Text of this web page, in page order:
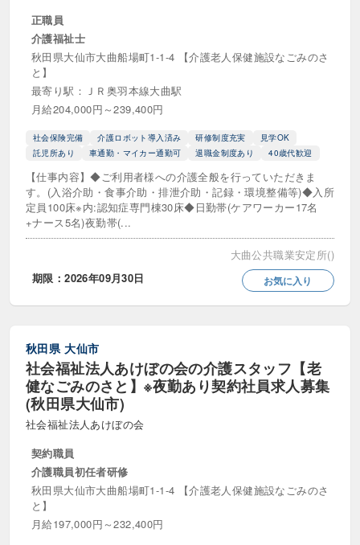
正職員
介護福祉士
秋田県大仙市大曲船場町1-1-4 【介護老人保健施設なごみのさ
と】
最寄り駅：ＪＲ奥羽本線大曲駅
月給204,000円～239,400円
社会保険完備 介護ロボット導入済み 研修制度充実
見学OK
託児所あり
車通勤・マイカー通勤可 退職金制度あり 40歳代歓迎
【仕事内容】◆ご利用者様への介護全般を行っていただきま
す。(入浴介助・食事介助・排泄介助・記録・環境整備等)◆入所
定員100床※内:認知症専門棟30床◆日勤帯(ケアワーカー17名
+ナース5名)夜勤帯(...
大曲公共職業安定所()
期限：2026年09月30日
お気に入り
秋田県 大仙市
社会福祉法人あけぼの会の介護スタッフ【老
健なごみのさと】※夜勤あり契約社員求人募集
(秋田県大仙市)
社会福祉法人あけぼの会
契約職員
介護職員初任者研修
秋田県大仙市大曲船場町1-1-4 【介護老人保健施設なごみのさ
と】
月給197,000円～232,400円